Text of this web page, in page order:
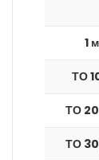
1
ТО
ТО
ТО